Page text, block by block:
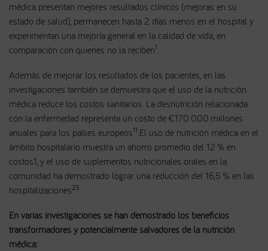
médica presentan mejores resultados clínicos (mejoras en su
estado de salud), permanecen hasta 2 días menos en el hospital y
experimentan una mejoría general en la calidad de vida, en
comparación con quienes no la reciben1.
Además de mejorar los resultados de los pacientes, en las
investigaciones también se demuestra que el uso de la nutrición
médica reduce los costos sanitarios. La desnutrición relacionada
con la enfermedad representa un costo de €170 000 millones
anuales para los países europeos11.El uso de nutrición médica en el
ámbito hospitalario muestra un ahorro promedio del 12 % en
costos1, y el uso de suplementos nutricionales orales en la
comunidad ha demostrado lograr una reducción del 16,5 % en las
hospitalizaciones23.
En varias investigaciones se han demostrado los beneficios
transformadores y potencialmente salvadores de la nutrición
médica: